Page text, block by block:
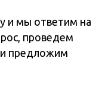
и мы ответим на
проведем
предложим